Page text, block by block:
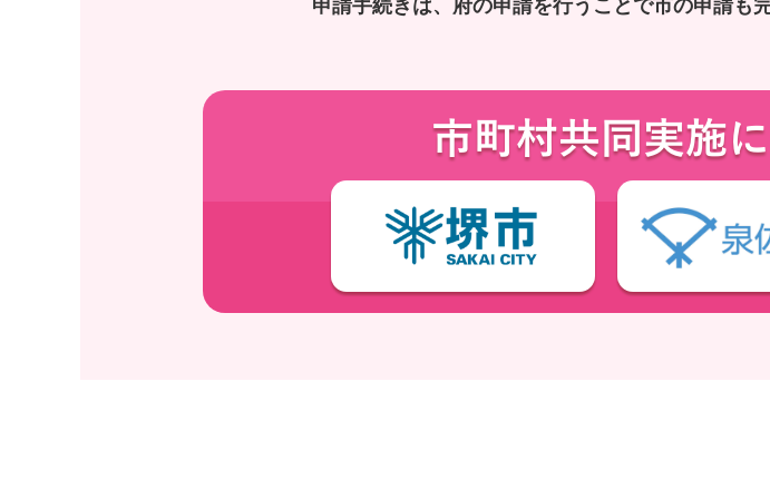
申請手続きは、府の申請を行うことで市の申請も